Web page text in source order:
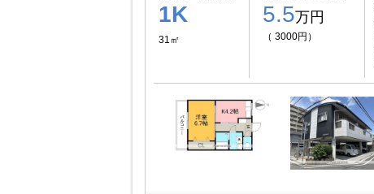
1K
31㎡
5.5万円
（ 3000円）